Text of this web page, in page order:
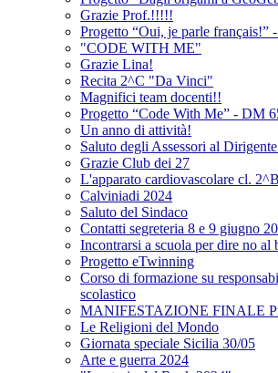
Grazie Prof.!!!!!
Progetto “Oui, je parle français!”
"CODE WITH ME"
Grazie Lina!
Recita 2^C "Da Vinci"
Magnifici team docenti!!
Progetto “Code With Me” - DM
Un anno di attività!
Saluto degli Assessori al
Grazie Club dei 27
L'apparato cardiovascolare cl.
Calviniadi 2024
Saluto del Sindaco
Contatti segreteria 8 e 9 giugno
Incontrarsi a scuola per dire no
Progetto eTwinning
Corso di formazione su
scolastico
MANIFESTAZIONE FINALE
Le Religioni del Mondo
Giornata speciale Sicilia 30/05
Arte e guerra 2024